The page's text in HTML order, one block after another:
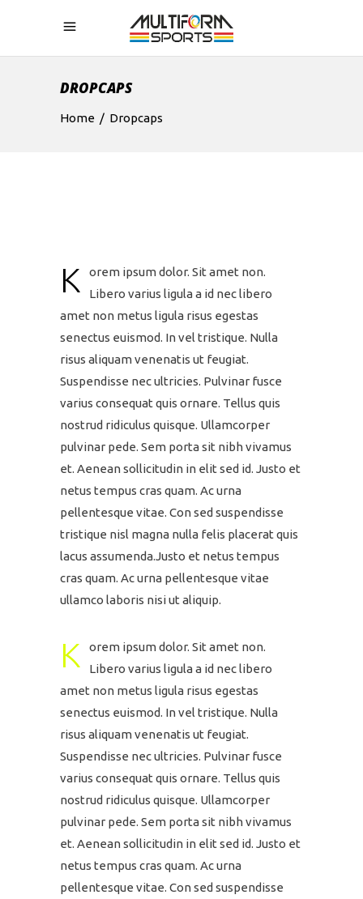
DROPCAPS
Home / Dropcaps
K
orem ipsum dolor. Sit amet non.
Libero varius ligula a id nec libero
amet non metus ligula risus egestas
senectus euismod. In vel tristique. Nulla
risus aliquam venenatis ut feugiat.
Suspendisse nec ultricies. Pulvinar fusce
varius consequat quis ornare. Tellus quis
nostrud ridiculus quisque. Ullamcorper
pulvinar pede. Sem porta sit nibh vivamus
et. Aenean sollicitudin in elit sed id. Justo et
netus tempus cras quam. Ac urna
pellentesque vitae. Con sed suspendisse
tristique nisl magna nulla felis placerat quis
lacus assumenda.Justo et netus tempus
cras quam. Ac urna pellentesque vitae
ullamco laboris nisi ut aliquip.
K
orem ipsum dolor. Sit amet non.
Libero varius ligula a id nec libero
amet non metus ligula risus egestas
senectus euismod. In vel tristique. Nulla
risus aliquam venenatis ut feugiat.
Suspendisse nec ultricies. Pulvinar fusce
varius consequat quis ornare. Tellus quis
nostrud ridiculus quisque. Ullamcorper
pulvinar pede. Sem porta sit nibh vivamus
et. Aenean sollicitudin in elit sed id. Justo et
netus tempus cras quam. Ac urna
pellentesque vitae. Con sed suspendisse